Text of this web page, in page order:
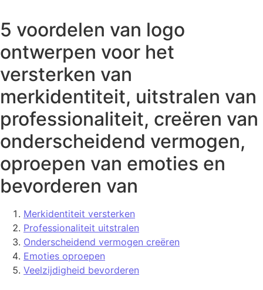
5 voordelen van logo
ontwerpen voor het
versterken van
merkidentiteit, uitstralen van
professionaliteit, creëren van
onderscheidend vermogen,
oproepen van emoties en
bevorderen van
Merkidentiteit versterken
Professionaliteit uitstralen
Onderscheidend vermogen creëren
Emoties oproepen
Veelzijdigheid bevorderen